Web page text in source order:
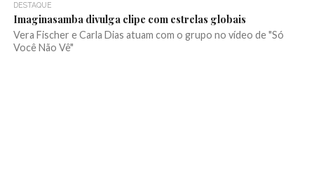
DESTAQUE
Imaginasamba divulga clipe com estrelas globais
Vera Fischer e Carla Dias atuam com o grupo no vídeo de "Só
Você Não Vê"